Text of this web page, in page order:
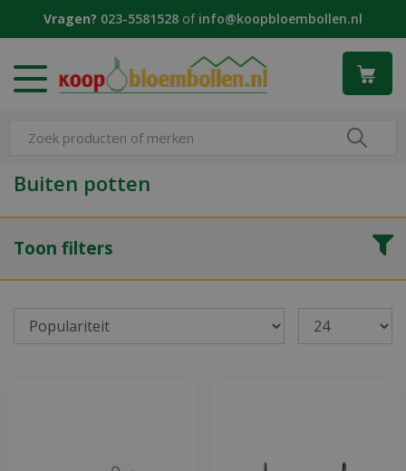
Vragen? 023-5581528 of info@koopbloembollen.nl
Buiten potten
Toon filters